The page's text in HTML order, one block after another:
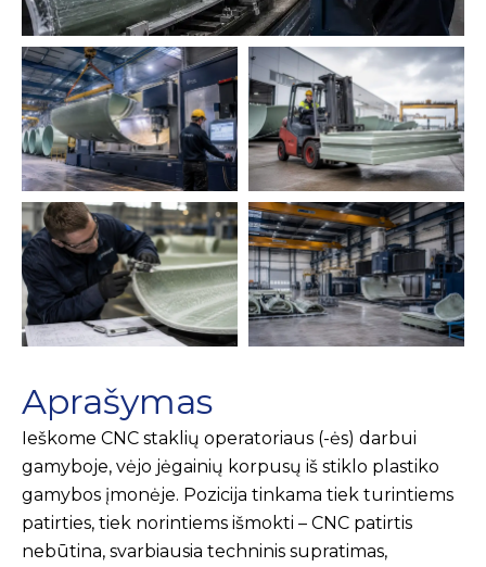
Aprašymas
Ieškome CNC staklių operatoriaus (-ės) darbui
gamyboje, vėjo jėgainių korpusų iš stiklo plastiko
gamybos įmonėje. Pozicija tinkama tiek turintiems
patirties, tiek norintiems išmokti – CNC patirtis
nebūtina, svarbiausia techninis supratimas,